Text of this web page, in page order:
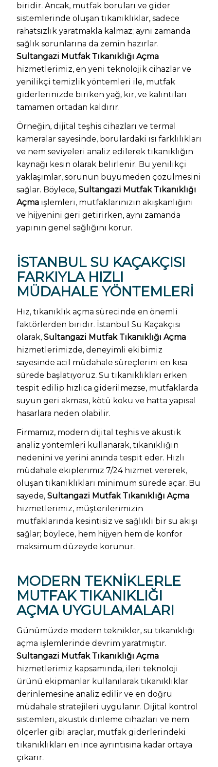
biridir. Ancak, mutfak boruları ve gider
sistemlerinde oluşan tıkanıklıklar, sadece
rahatsızlık yaratmakla kalmaz; aynı zamanda
sağlık sorunlarına da zemin hazırlar.
Sultangazi Mutfak Tıkanıklığı Açma
hizmetlerimiz, en yeni teknolojik cihazlar ve
yenilikçi temizlik yöntemleri ile, mutfak
giderlerinizde biriken yağ, kir, ve kalıntıları
tamamen ortadan kaldırır.
Örneğin, dijital teşhis cihazları ve termal
kameralar sayesinde, borulardaki ısı farklılıkları
ve nem seviyeleri analiz edilerek tıkanıklığın
kaynağı kesin olarak belirlenir. Bu yenilikçi
yaklaşımlar, sorunun büyümeden çözülmesini
sağlar. Böylece, Sultangazi Mutfak Tıkanıklığı
Açmaişlemleri, mutfaklarınızın akışkanlığını
ve hijyenini geri getirirken, aynı zamanda
yapının genel sağlığını korur.
İSTANBUL SU KAÇAKÇISI
FARKIYLA HIZLI
MÜDAHALE YÖNTEMLERI
Hız, tıkanıklık açma sürecinde en önemli
faktörlerden biridir. İstanbul Su Kaçakçısı
olarak, Sultangazi Mutfak Tıkanıklığı Açma
hizmetlerimizde, deneyimli ekibimiz
sayesinde acil müdahale süreçlerini en kısa
sürede başlatıyoruz. Su tıkanıklıkları erken
tespit edilip hızlıca giderilmezse, mutfaklarda
suyun geri akması, kötü koku ve hatta yapısal
hasarlara neden olabilir.
Firmamız, modern dijital teşhis ve akustik
analiz yöntemleri kullanarak, tıkanıklığın
nedenini ve yerini anında tespit eder. Hızlı
müdahale ekiplerimiz 7/24 hizmet vererek,
oluşan tıkanıklıkları minimum sürede açar. Bu
sayede, Sultangazi Mutfak Tıkanıklığı Açma
hizmetlerimiz, müşterilerimizin
mutfaklarında kesintisiz ve sağlıklı bir su akışı
sağlar; böylece, hem hijyen hem de konfor
maksimum düzeyde korunur.
MODERN TEKNIKLERLE
MUTFAK TIKANIKLIĞI
AÇMA UYGULAMALARI
Günümüzde modern teknikler, su tıkanıklığı
açma işlemlerinde devrim yaratmıştır.
Sultangazi Mutfak Tıkanıklığı Açma
hizmetlerimiz kapsamında, ileri teknoloji
ürünü ekipmanlar kullanılarak tıkanıklıklar
derinlemesine analiz edilir ve en doğru
müdahale stratejileri uygulanır. Dijital kontrol
sistemleri, akustik dinleme cihazları ve nem
ölçerler gibi araçlar, mutfak giderlerindeki
tıkanıklıkları en ince ayrıntısına kadar ortaya
çıkarır.